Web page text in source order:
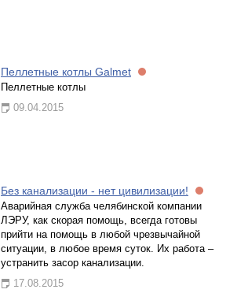
Пеллетные котлы Galmet
Пеллетные котлы
09.04.2015
Без канализации - нет цивилизации!
Аварийная служба челябинской компании
ЛЭРУ, как скорая помощь, всегда готовы
прийти на помощь в любой чрезвычайной
ситуации, в любое время суток. Их работа –
устранить засор канализации.
17.08.2015